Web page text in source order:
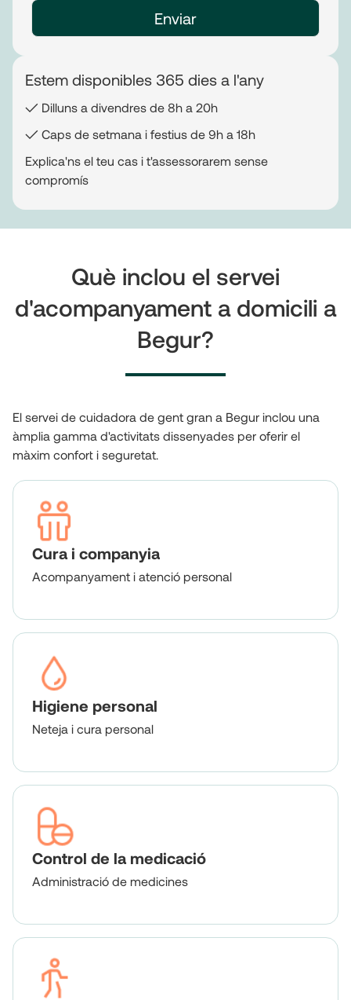
Estem disponibles 365 dies a l'any
✓ Dilluns a divendres de 8h a 20h
✓ Caps de setmana i festius de 9h a 18h
Explica'ns el teu cas i t'assessorarem sense
compromís
Què inclou el servei
d'acompanyament a domicili a
Begur?
El servei de cuidadora de gent gran a Begur inclou una
àmplia gamma d'activitats dissenyades per oferir el
màxim confort i seguretat.
Cura i companyia
Acompanyament i atenció personal
Higiene personal
Neteja i cura personal
Control de la medicació
Administració de medicines